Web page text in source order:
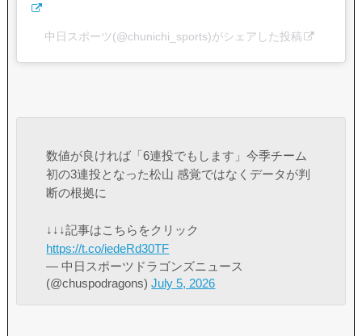
中日スポーツ(@chunichi_sports)がシェアした投稿
数値が良ければ「6連投でもします」今季チーム
初の3連投となった松山 感覚ではなくデータが判
断の根拠に
↓↓↓記事はこちらをクリック
https://t.co/iedeRd30TF
— 中日スポーツドラゴンズニュース
(@chuspodragons)July 5, 2026